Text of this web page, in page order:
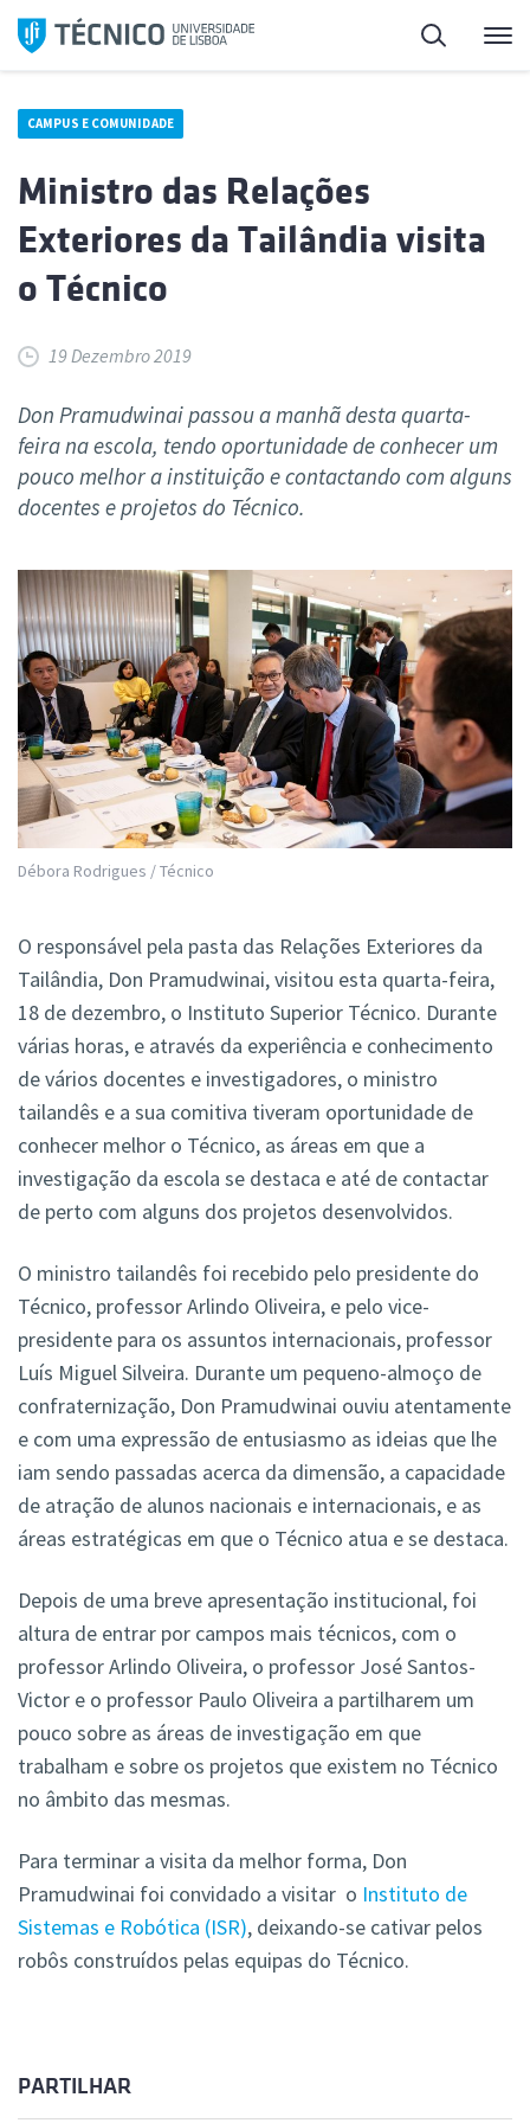
Saltar
para
Pesquisa
CAMPUS E COMUNIDADE
Ministro das Relações
Exteriores da Tailândia visita
o Técnico
19 Dezembro 2019
Don Pramudwinai passou a manhã desta quarta-
feira na escola, tendo oportunidade de conhecer um
pouco melhor a instituição e contactando com alguns
docentes e projetos do Técnico.
Débora Rodrigues / Técnico
O responsável pela pasta das Relações Exteriores da
Tailândia, Don Pramudwinai, visitou esta quarta-feira,
18 de dezembro, o Instituto Superior Técnico. Durante
várias horas, e através da experiência e conhecimento
de vários docentes e investigadores, o ministro
tailandês e a sua comitiva tiveram oportunidade de
conhecer melhor o Técnico, as áreas em que a
investigação da escola se destaca e até de contactar
de perto com alguns dos projetos desenvolvidos.
O ministro tailandês foi recebido pelo presidente do
Técnico, professor Arlindo Oliveira, e pelo vice-
presidente para os assuntos internacionais, professor
Luís Miguel Silveira. Durante um pequeno-almoço de
confraternização, Don Pramudwinai ouviu atentamente
e com uma expressão de entusiasmo as ideias que lhe
iam sendo passadas acerca da dimensão, a capacidade
de atração de alunos nacionais e internacionais, e as
áreas estratégicas em que o Técnico atua e se destaca.
Depois de uma breve apresentação institucional, foi
altura de entrar por campos mais técnicos, com o
professor Arlindo Oliveira, o professor José Santos-
Victor e o professor Paulo Oliveira a partilharem um
pouco sobre as áreas de investigação em que
trabalham e sobre os projetos que existem no Técnico
no âmbito das mesmas.
Para terminar a visita da melhor forma, Don
Pramudwinai foi convidado a visitar o Instituto de
Sistemas e Robótica (ISR), deixando-se cativar pelos
robôs construídos pelas equipas do Técnico.
PARTILHAR